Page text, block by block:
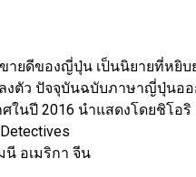
ขายดีของญี่ปุ่น เป็นนิยายที่ห
ตัว ปัจจุบันฉบับภาษาญี่ปุ่นออ
นปี 2016 นำแสดงโดยชิโอ
นี อเมริกา จีน